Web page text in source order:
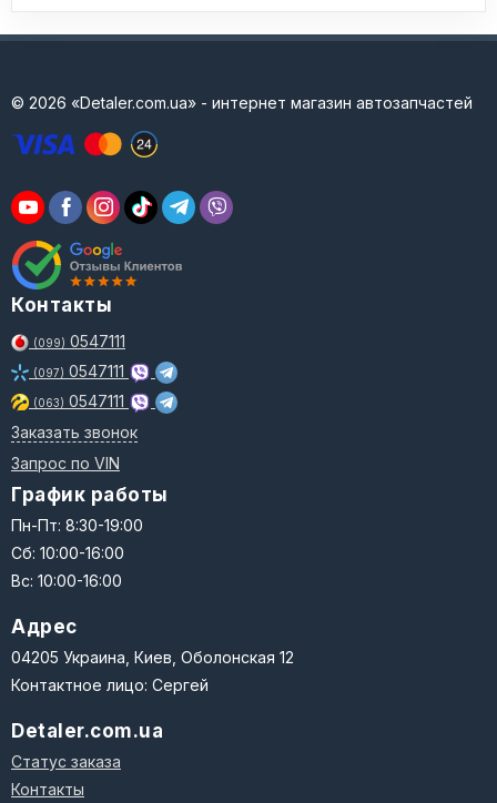
© 2026 «Detaler.com.ua» - интернет магазин автозапчастей
Контакты
(099) 0547111
(097) 0547111
(063) 0547111
Заказать звонок
Запрос по VIN
График работы
Пн-Пт: 8:30-19:00
Сб: 10:00-16:00
Вс: 10:00-16:00
Адрес
04205 Украина, Киев, Оболонская 12
Контактное лицо: Сергей
Detaler.com.ua
Статус заказа
Контакты